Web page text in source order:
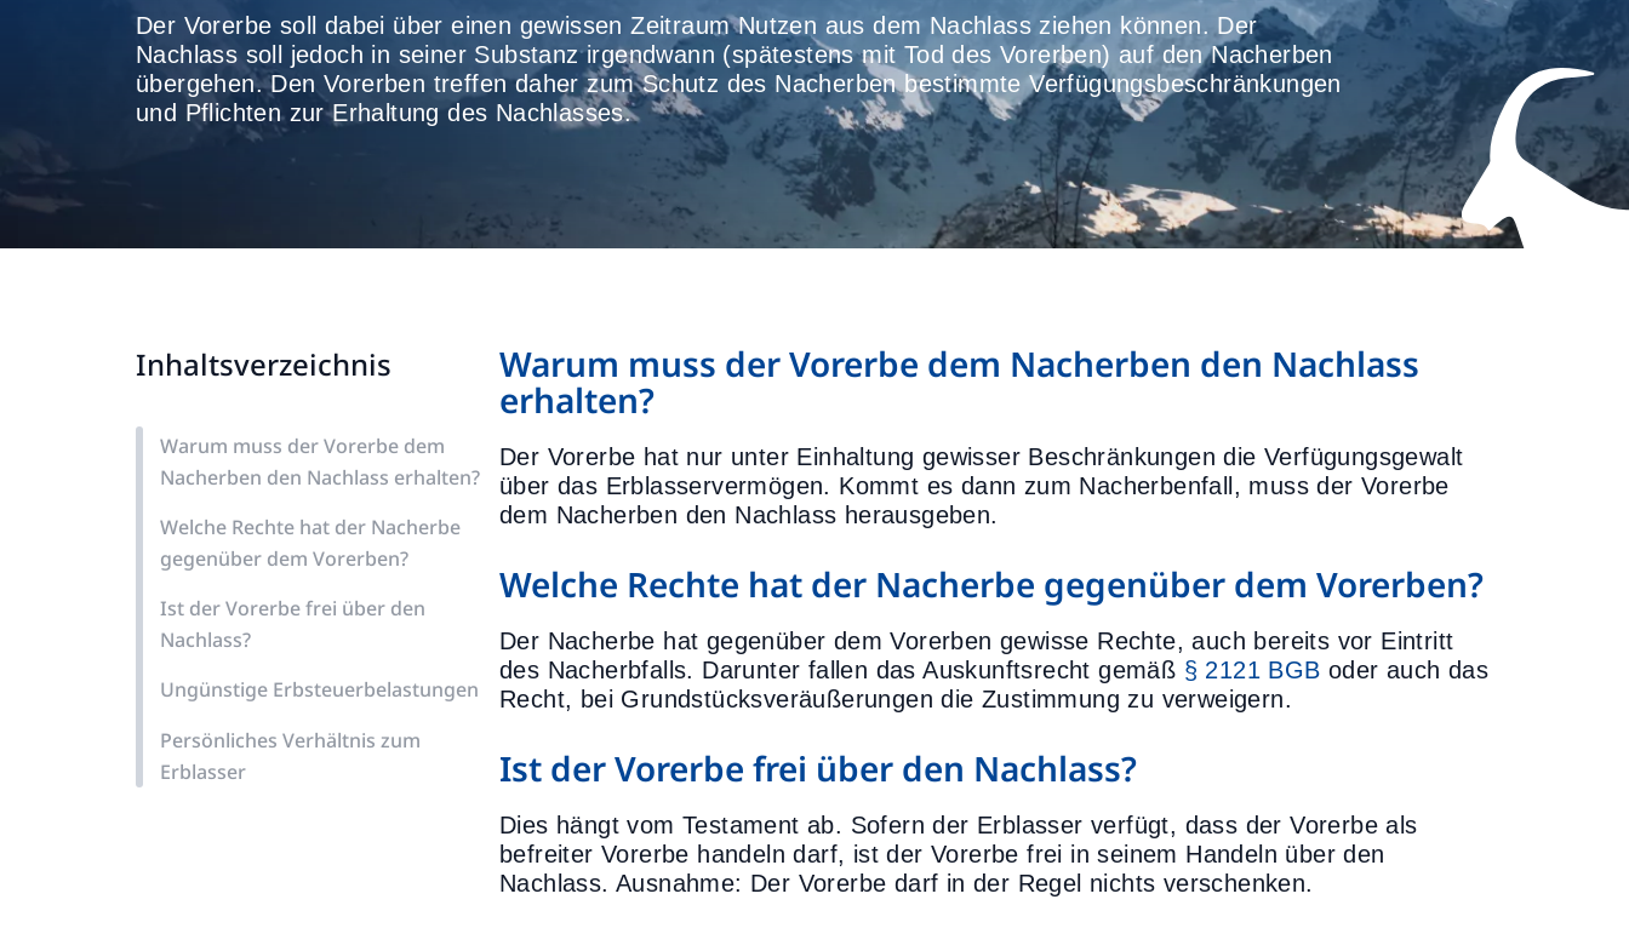
Der Vorerbe soll dabei über einen gewissen Zeitraum Nutzen aus dem Nachlass ziehen können. Der
Nachlass soll jedoch in seiner Substanz irgendwann (spätestens mit Tod des Vorerben) auf den Nacherben
übergehen. Den Vorerben treffen daher zum Schutz des Nacherben bestimmte Verfügungsbeschränkungen
und Pflichten zur Erhaltung des Nachlasses.
Inhaltsverzeichnis
Warum muss der Vorerbe dem
Nacherben den Nachlass erhalten?
Welche Rechte hat der Nacherbe
gegenüber dem Vorerben?
Ist der Vorerbe frei über den
Nachlass?
Ungünstige Erbsteuerbelastungen
Persönliches Verhältnis zum
Erblasser
Warum muss der Vorerbe dem Nacherben den Nachlass
erhalten?
Der Vorerbe hat nur unter Einhaltung gewisser Beschränkungen die Verfügungsgewalt
über das Erblasservermögen. Kommt es dann zum Nacherbenfall, muss der Vorerbe
dem Nacherben den Nachlass herausgeben.
Welche Rechte hat der Nacherbe gegenüber dem Vorerben?
Der Nacherbe hat gegenüber dem Vorerben gewisse Rechte, auch bereits vor Eintritt
des Nacherbfalls. Darunter fallen das Auskunftsrecht gemäß § 2121 BGB oder auch das
Recht, bei Grundstücksveräußerungen die Zustimmung zu verweigern.
Ist der Vorerbe frei über den Nachlass?
Dies hängt vom Testament ab. Sofern der Erblasser verfügt, dass der Vorerbe als
befreiter Vorerbe handeln darf, ist der Vorerbe frei in seinem Handeln über den
Nachlass. Ausnahme: Der Vorerbe darf in der Regel nichts verschenken.